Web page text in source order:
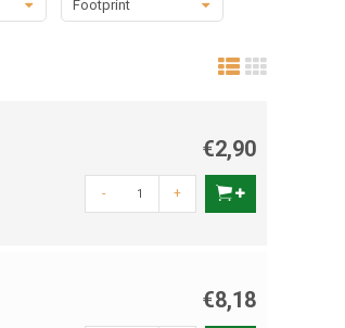
Footprint
€2,90
- +
€8,18